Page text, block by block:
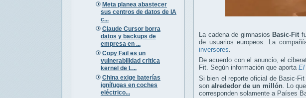
Meta planea abastecer
sus centros de datos de IA
c...
Claude Cursor borra
datos y backups de
empresa en ...
Copy Fail es un
vulnerabilidad critica
kernel de L...
China exige baterías
ignífugas en coches
eléctrico...
La cadena de gimnasios Basic-Fit
de usuarios europeos. La
inversores
De acuerdo con el anuncio, el
Fit. Según información que aporta El
Si bien el reporte oficial de Basic-
sonalrededor de un millón. Lo
corresponden solamente a Países